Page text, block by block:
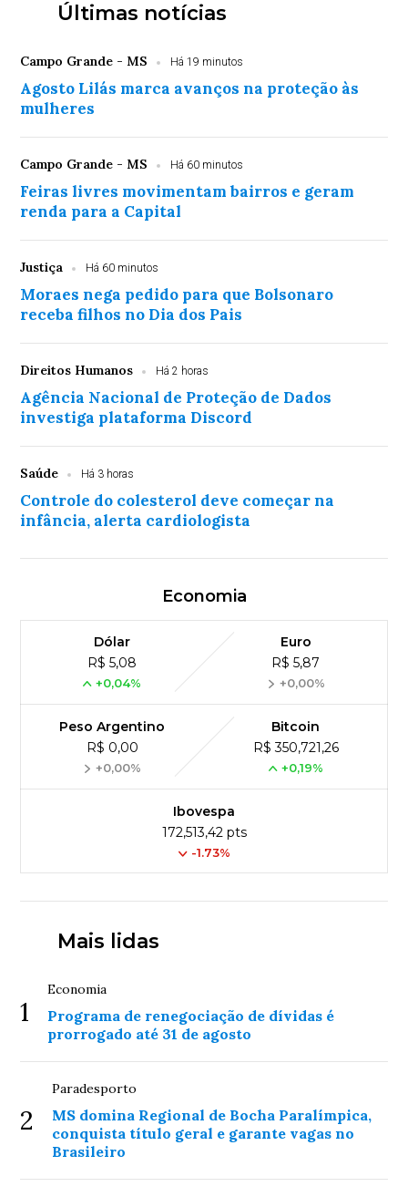
Últimas notícias
Campo Grande - MS Há 19 minutos
Agosto Lilás marca avanços na proteção às
mulheres
Campo Grande - MS Há 60 minutos
Feiras livres movimentam bairros e geram
renda para a Capital
Justiça Há 60 minutos
Moraes nega pedido para que Bolsonaro
receba filhos no Dia dos Pais
Direitos Humanos Há 2 horas
Agência Nacional de Proteção de Dados
investiga plataforma Discord
Saúde Há 3 horas
Controle do colesterol deve começar na
infância, alerta cardiologista
Economia
Dólar
R$ 5,08
+0,04%
Euro
R$ 5,87
+0,00%
Peso Argentino
R$ 0,00
+0,00%
Bitcoin
R$ 350,721,26
+0,19%
Ibovespa
172,513,42 pts
-1.73%
Mais lidas
1
Economia
Programa de renegociação de dívidas é
prorrogado até 31 de agosto
2
Paradesporto
MS domina Regional de Bocha Paralímpica,
conquista título geral e garante vagas no
Brasileiro